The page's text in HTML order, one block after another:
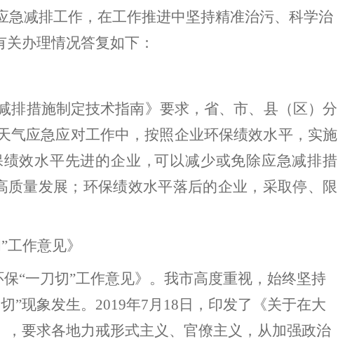
急减排工作 ， 在工作推进中坚持精准治污、科学治
关办理情况答复如下：
措施制定技术指南》 要求，省、市、县（区）分
气应急应对工作中，按照企业环保绩效水平， 实施
绩效水平先进的企业 ，可以减少或免除应急减排措
质量发展 ； 环保绩效水平落后的企业，采取停、限
”工作意见》
保“一刀切”工作意见》。 我市高度重视， 始终坚持
”现象发生。 2019年7月 18 日，印发了《关于在大
，要求各地力戒形式主义、官僚主义，从加强政治